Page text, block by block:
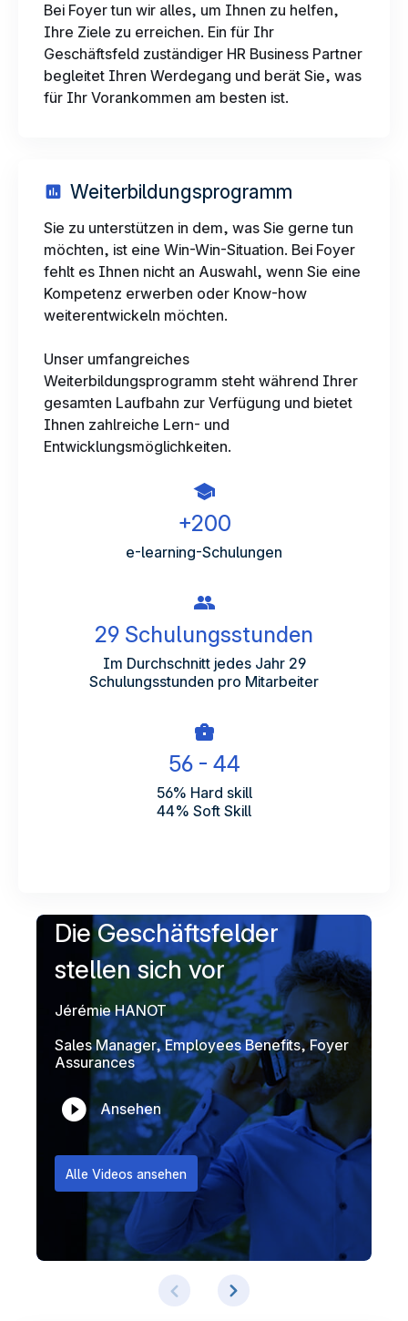
Bei Foyer tun wir alles, um Ihnen zu helfen,
Ihre Ziele zu erreichen. Ein für Ihr
Geschäftsfeld zuständiger HR Business Partner
begleitet Ihren Werdegang und berät Sie, was
für Ihr Vorankommen am besten ist.
Weiterbildungsprogramm
Sie zu unterstützen in dem, was Sie gerne tun
möchten, ist eine Win-Win-Situation. Bei Foyer
fehlt es Ihnen nicht an Auswahl, wenn Sie eine
Kompetenz erwerben oder Know-how
weiterentwickeln möchten.
Unser umfangreiches
Weiterbildungsprogramm steht während Ihrer
gesamten Laufbahn zur Verfügung und bietet
Ihnen zahlreiche Lern- und
Entwicklungsmöglichkeiten.
+200
e-learning-Schulungen
29 Schulungsstunden
Im Durchschnitt jedes Jahr 29
Schulungsstunden pro Mitarbeiter
56 - 44
56% Hard skill
44% Soft Skill
Die Geschäftsfelder
stellen sich vor
Jérémie HANOT
Sales Manager, Employees Benefits, Foyer
Assurances
Ansehen
Alle Videos ansehen